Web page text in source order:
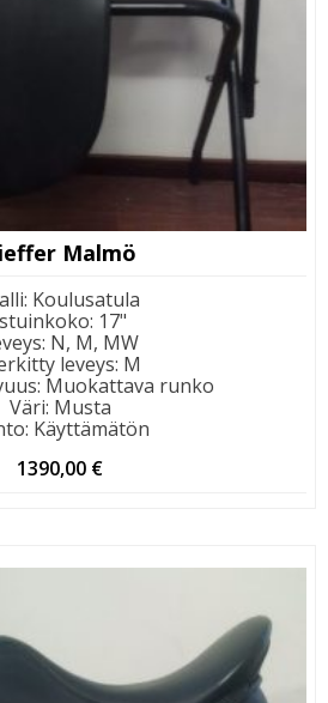
Malmö
: Koulusatula
: 17"
: N, M, MW
leveys: M
: Muokattava runko
Väri: Musta
: Käyttämätön
1390,00 €